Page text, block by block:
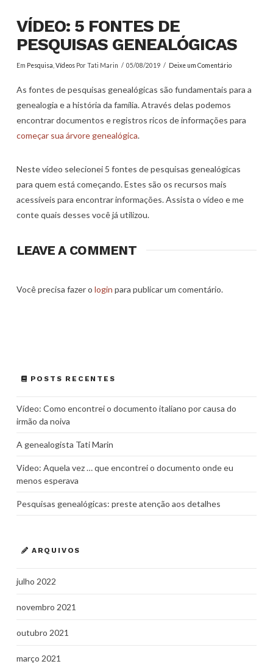
VÍDEO: 5 FONTES DE
PESQUISAS GENEALÓGICAS
Em Pesquisa VídeosPor Tati Marin 05/08/2019 Deixe um Comentário
As fontes de pesquisas genealógicas são fundamentais para a
genealogia e a história da família. Através delas podemos
encontrar documentos e registros ricos de informações para
começar sua árvore genealógica.
Neste vídeo selecionei 5 fontes de pesquisas genealógicas
para quem está começando. Estes são os recursos mais
acessíveis para encontrar informações. Assista o vídeo e me
conte quais desses você já utilizou.
LEAVE A COMMENT
Você precisa fazer o login para publicar um comentário.
POSTS RECENTES
Vídeo: Como encontrei o documento italiano por causa do
irmão da noiva
A genealogista Tati Marin
Video: Aquela vez … que encontrei o documento onde eu
menos esperava
Pesquisas genealógicas: preste atenção aos detalhes
ARQUIVOS
julho 2022
novembro 2021
outubro 2021
março 2021